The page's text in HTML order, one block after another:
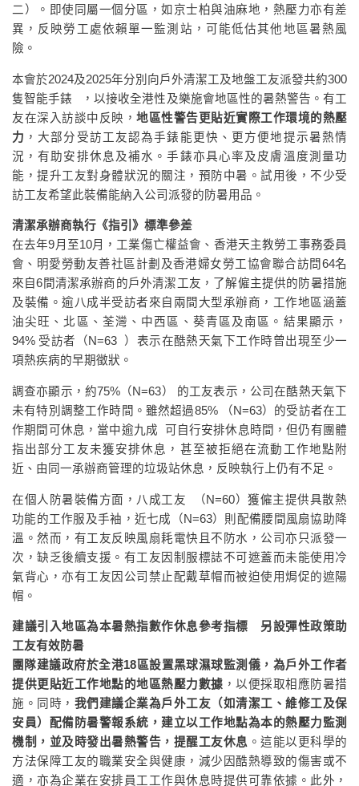
二）。即使同屬一個分區，如京士柏與油麻地，熱壓力亦有差
異，反映勞工處依賴單一監測站，可能低估其他地區暑熱風
險。
本會於2024及2025年分別向戶外清潔工及地盤工友派發共約300
隻智能手錶 ，以接收全港性及樂施會地區性的暑熱警告。有工
友在深入訪談中反映， 地區性警告更貼近實際工作環境的熱壓
力 ，大部分受訪工友認為手錶能更快、更方便地提示暑熱情
況，有助安排休息及補水。手錶亦具心率及皮膚溫度測量功
能，提升工友對身體狀況的關注，預防中暑。試用後，不少受
訪工友希望此裝備能納入公司派發的防暑用品。
清潔承辦商執行《指引》標準參差
在去年9月至10月，工業傷亡權益會、香港天主教勞工事務委員
會、明愛勞動友善社區計劃及香港婦女勞工協會聯合訪問64名
來自6間清潔承辦商的戶外清潔工友，了解僱主提供的防暑措施
及裝備。逾八成半受訪者來自兩間大型承辦商，工作地區涵蓋
油尖旺、北區、荃灣、中西區、葵青區及南區。結果顯示，
94% 受訪者（N=63 ）表示在酷熱天氣下工作時曾出現至少一
項熱疾病的早期徵狀。
調查亦顯示，約75%（N=63） 的工友表示，公司在酷熱天氣下
未有特別調整工作時間。雖然超過85% （N=63）的受訪者在工
作期間可休息，當中逾九成 可自行安排休息時間，但仍有團體
指出部分工友未獲安排休息，甚至被拒絕在流動工作地點附
近、由同一承辦商管理的垃圾站休息，反映執行上仍有不足。
在個人防暑裝備方面，八成工友 （N=60）獲僱主提供具散熱
功能的工作服及手袖，近七成（N=63）則配備腰間風扇協助降
溫。然而，有工友反映風扇耗電快且不防水，公司亦只派發一
次，缺乏後續支援。有工友因制服標誌不可遮蓋而未能使用冷
氣背心，亦有工友因公司禁止配戴草帽而被迫使用焗促的遮陽
帽。
建議引入地區為本暑熱指數作休息參考指標 另設彈性政策助
工友有效防暑
團隊建議政府於全港18區設置黑球濕球監測儀，為戶外工作者
提供更貼近工作地點的地區熱壓力數據 ，以便採取相應防暑措
施。同時， 我們建議企業為戶外工友（如清潔工、維修工及保
安員）配備防暑警報系統，建立以工作地點為本的熱壓力監測
機制，並及時發出暑熱警告，提醒工友休息 。這能以更科學的
方法保障工友的職業安全與健康，減少因酷熱導致的傷害或不
適，亦為企業在安排員工工作與休息時提供可靠依據。此外，